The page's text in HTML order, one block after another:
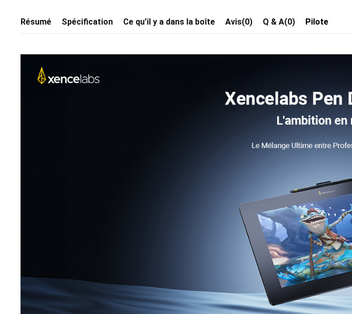
Résumé Spécification Ce qu’il y a dans la boîte Avis(0) Q & A(0) Pilote